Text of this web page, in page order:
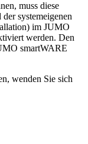
muss diese
systemeigenen
im JUMO
werden. Den
smartWARE
wenden Sie sich